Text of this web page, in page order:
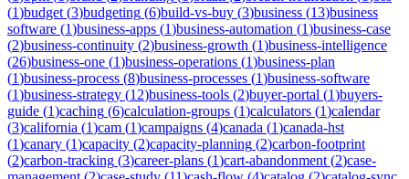
(1)budget (3)budgeting (6)build-vs-buy (3)business (13)business
software (1)business-apps (1)business-automation (1)business-case
(2)business-continuity (2)business-growth (1)business-intelligence
(26)business-one (1)business-operations (1)business-plan
(1)business-process (8)business-processes (1)business-software
(1)business-strategy (12)business-tools (2)buyer-portal (1)buyers-
guide (1)caching (6)calculation-groups (1)calculators (1)calendar
(3)california (1)cam (1)campaigns (4)canada (1)canada-hst
(1)canary (1)capacity (2)capacity-planning (2)carbon-footprint
(2)carbon-tracking (3)career-plans (1)cart-abandonment (2)case-